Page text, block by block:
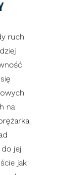
ruch
na
jej
jak